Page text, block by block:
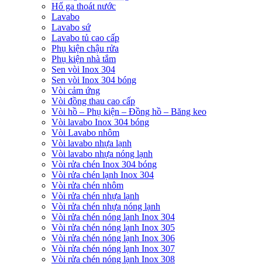
Hố ga thoát nước
Lavabo
Lavabo sứ
Lavabo tủ cao cấp
Phụ kiện chậu rửa
Phụ kiện nhà tắm
Sen vòi Inox 304
Sen vòi Inox 304 bóng
Vòi cảm ứng
Vòi đồng thau cao cấp
Vòi hồ – Phụ kiện – Đồng hồ – Băng keo
Vòi lavabo Inox 304 bóng
Vòi Lavabo nhôm
Vòi lavabo nhựa lạnh
Vòi lavabo nhựa nóng lạnh
Vòi rửa chén Inox 304 bóng
Vòi rửa chén lạnh Inox 304
Vòi rửa chén nhôm
Vòi rửa chén nhựa lạnh
Vòi rửa chén nhựa nóng lạnh
Vòi rửa chén nóng lạnh Inox 304
Vòi rửa chén nóng lạnh Inox 305
Vòi rửa chén nóng lạnh Inox 306
Vòi rửa chén nóng lạnh Inox 307
Vòi rửa chén nóng lạnh Inox 308